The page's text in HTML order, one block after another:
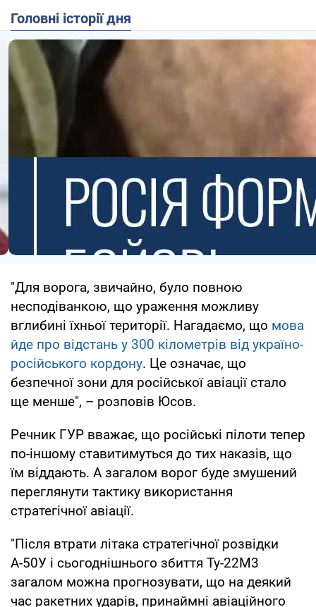
Головні історії дня
"Для ворога, звичайно, було повною
несподіванкою, що ураження можливу
вглибині їхньої території. Нагадаємо, що мова
йде про відстань у 300 кілометрів від україно-
російського кордону. Це означає, що
безпечної зони для російської авіації стало
ще менше", – розповів Юсов.
Речник ГУР вважає, що російські пілоти тепер
по-іншому ставитимуться до тих наказів, що
їм віддають. А загалом ворог буде змушений
переглянути тактику використання
стратегічної авіації.
"Після втрати літака стратегічної розвідки
А-50У і сьогоднішнього збиття Ту-22М3
загалом можна прогнозувати, що на деякий
час ракетних ударів, принаймні авіаційного